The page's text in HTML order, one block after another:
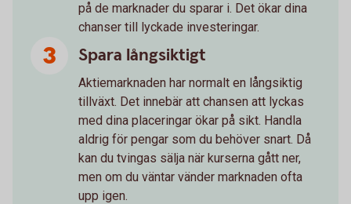
på de marknader du sparar i. Det ökar dina
chanser till lyckade investeringar.
Spara långsiktigt
Aktiemarknaden har normalt en långsiktig
tillväxt. Det innebär att chansen att lyckas
med dina placeringar ökar på sikt. Handla
aldrig för pengar som du behöver snart. Då
kan du tvingas sälja när kurserna gått ner,
men om du väntar vänder marknaden ofta
upp igen.